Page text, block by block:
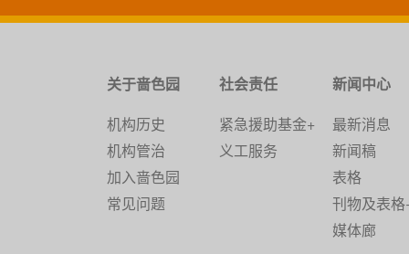
关于啬色园
机构历史
机构管治
加入啬色园
常见问题
社会责任
紧急援助基金+
义工服务
新闻中心
最新消息
新闻稿
表格
刊物及表格
媒体廊